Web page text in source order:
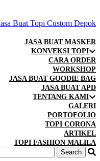
JASA BUAT MASKER
KONVEKSI TOPI
CARA ORDER
WORKSHOP
JASA BUAT GOODIE BAG
JASA BUAT APD
TENTANG KAMI
GALERI
PORTOFOLIO
TOPI CORONA
ARTIKEL
TOPI FASHION MALILA